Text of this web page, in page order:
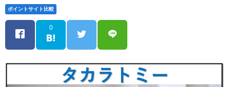
ポイントサイト比較
0